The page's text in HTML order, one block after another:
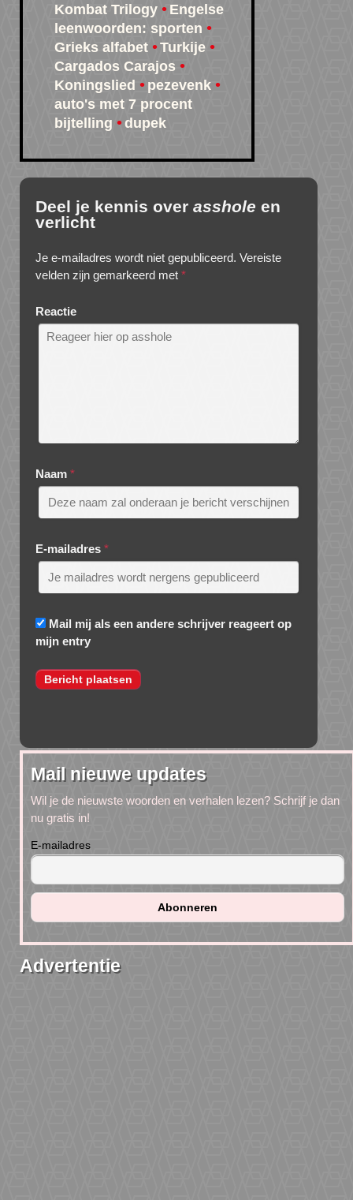
Kombat Trilogy
Engelse
leenwoorden: sporten
Grieks alfabet
Turkije
Cargados Carajos
Koningslied
pezevenk
auto's met 7 procent
bijtelling
dupek
Deel je kennis over asshole en
verlicht
Je e-mailadres wordt niet gepubliceerd. Vereiste
velden zijn gemarkeerd met *
Reactie
Naam *
E-mailadres *
Mail mij als een andere schrijver reageert op
mijn entry
Mail nieuwe updates
Wil je de nieuwste woorden en verhalen lezen? Schrijf je dan
nu gratis in!
E-mailadres
Advertentie